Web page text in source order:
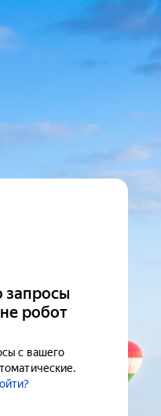
запросы
робот
с вашего